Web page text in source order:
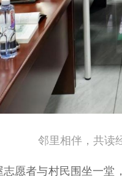
邻里相伴，共读
者与村民围坐一堂